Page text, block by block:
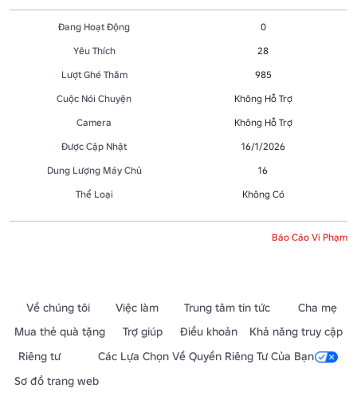
Đang Hoạt Động
0
Yêu Thích
28
Lượt Ghé Thăm
985
Cuộc Nói Chuyện
Không Hỗ Trợ
Camera
Không Hỗ Trợ
Được Cập Nhật
16/1/2026
Dung Lượng Máy Chủ
16
Thể Loại
Không Có
Báo Cáo Vi Phạm
Về chúng tôi Việc làm Trung tâm tin tức
Cha mẹ
Mua thẻ quà tặng
Trợ giúp Điều khoản
Khả năng truy cập
Riêng tư
Các Lựa Chọn Về Quyền Riêng Tư Của Bạn
Sơ đồ trang web